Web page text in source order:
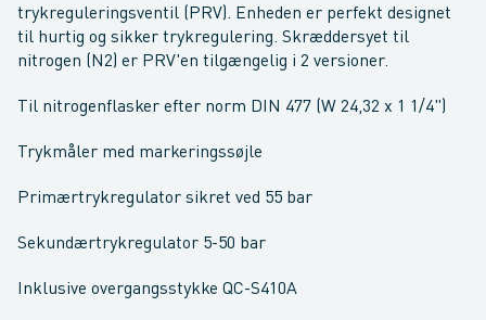
trykreguleringsventil (PRV). Enheden er perfekt designet
til hurtig og sikker trykregulering. Skræddersyet til
nitrogen (N2) er PRV'en tilgængelig i 2 versioner.
Til nitrogenflasker efter norm DIN 477 (W 24,32 x 1 1/4")
Trykmåler med markeringssøjle
Primærtrykregulator sikret ved 55 bar
Sekundærtrykregulator 5-50 bar
Inklusive overgangsstykke QC-S410A